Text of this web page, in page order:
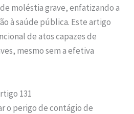
moléstia grave, enfatizando a
à saúde pública. Este artigo
de atos capazes de
mesmo sem a efetiva
131
o perigo de contágio de